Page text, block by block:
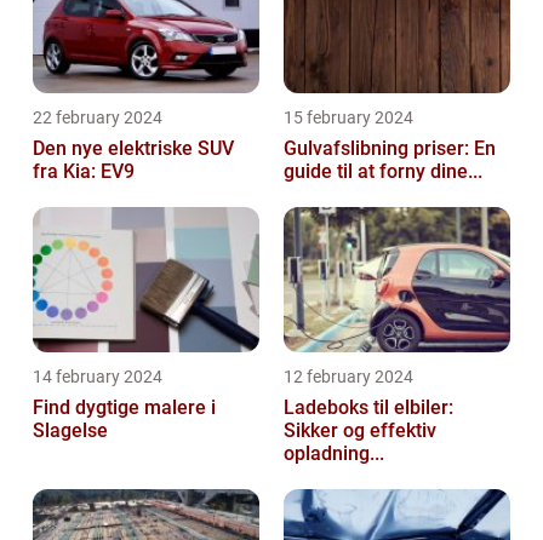
22 february 2024
Den nye elektriske SUV
fra Kia: EV9
15 february 2024
Gulvafslibning priser: En
guide til at forny dine...
14 february 2024
Find dygtige malere i
Slagelse
12 february 2024
Ladeboks til elbiler:
Sikker og effektiv
opladning...